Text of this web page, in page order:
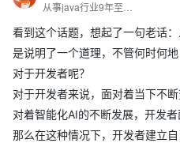
看到这个话题，想起了一句老话
是说明了一个道理，不管何时何
对于开发者呢？
对于开发者来说，面对着当下不
对着智能化AI的不断发展，开发
那么在这种情况下，开发者建立